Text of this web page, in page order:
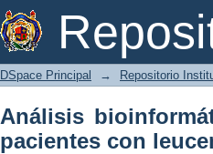
Análisis
mieloide aguda
DSpace Principal → Repositorio
Análisis
pacientes con